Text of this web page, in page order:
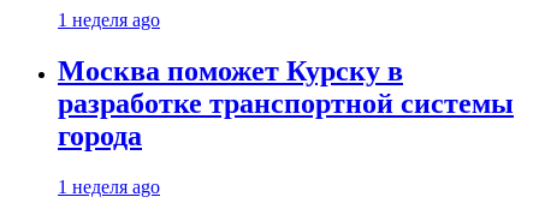
1 неделя ago
Москва поможет Курску в
разработке транспортной системы
города
1 неделя ago